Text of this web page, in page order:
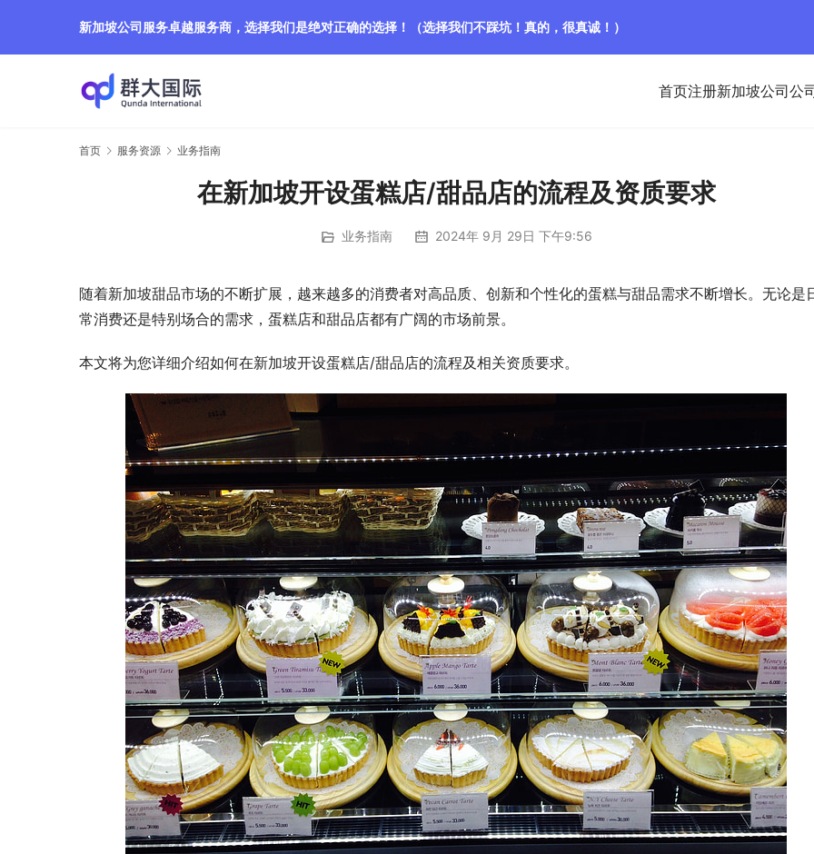
首页注册新加坡公司公
首页 服务资源 业务指南
在新加坡开设蛋糕店/甜品店的流程及资质要求
业务指南 2024年 9月 29日 下午9:56
随着新加坡甜品市场的不断扩展，越来越多的消费者对高品质、创新和个性化的蛋糕与甜品需求不断增长。无论是
常消费还是特别场合的需求，蛋糕店和甜品店都有广阔的市场前景。
本文将为您详细介绍如何在新加坡开设蛋糕店/甜品店的流程及相关资质要求。
新加坡公司服务卓越服务商，选择我们是绝对正确的选择！（选择我们不踩坑！真的，很真诚！）